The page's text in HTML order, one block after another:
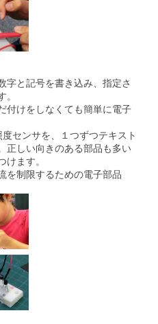
字と記号を書き込み、指定さ
付けをしなくても簡単に電子
センサを、１つずつテキスト
正しい向きのある部品も多い
けます。
を制限するための電子部品